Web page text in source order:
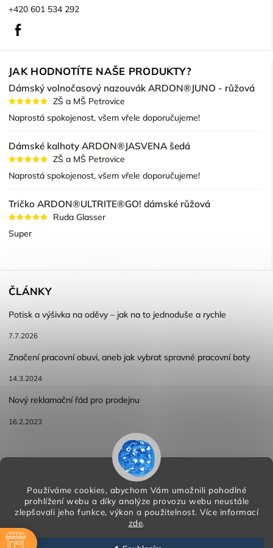
Používáme cookies, abychom Vám umožnili pohodlné
prohlížení webu a díky analýze provozu webu neustále
zlepšovali jeho funkce, výkon a použitelnost. Více informací
zde.
+420 601 534 292
JAK HODNOTÍTE NAŠE PRODUKTY?
Dámský volnočasový nazouvák ARDON®JUNO - růžová
ZŠ a MŠ Petrovice
Naprostá spokojenost, všem vřele doporučujeme!
Dámské kalhoty ARDON®JASVENA šedá
ZŠ a MŠ Petrovice
Naprostá spokojenost, všem vřele doporučujeme!
Tričko ARDON®ULTRITE®GO! dámské růžová
Ruda Glasser
Super
ČLÁNKY
Potisk a výšivka na oděvy – jak na to jednoduše a rychle
7.7.2026
Značení pracovní obuvi, aneb jak vybrat spravné pracovní boty
14.3.2024
Nový reklamační řád pro prodejnu
16.2.2023
Reklamace a vracení zboží
Podmínky ochrany osobních údajů
Copyright 2026 HORA PP s.r.o.
Shoptet | Design